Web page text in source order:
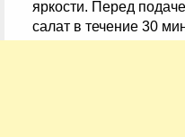
яркости. Перед
салат в течение 30